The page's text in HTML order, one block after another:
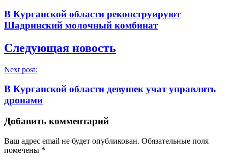
В Курганской области реконструируют
Шадринский молочный комбинат
Следующая новость
Next post:
В Курганской области девушек учат управлять
дронами
Добавить комментарий
Ваш адрес email не будет опубликован. Обязательные поля
помечены *